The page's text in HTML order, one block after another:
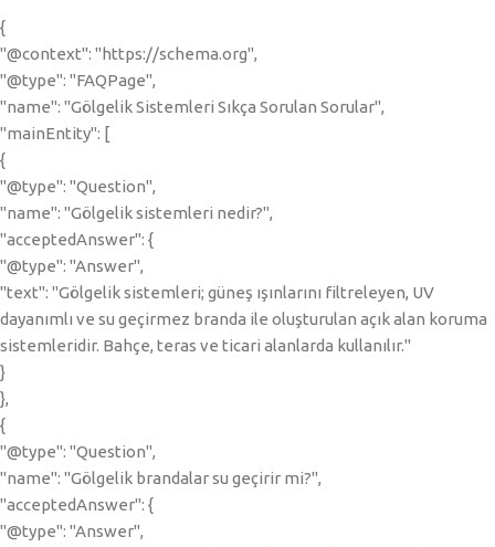
{
"@context": "https://schema.org",
"@type": "FAQPage",
"name": "Gölgelik Sistemleri Sıkça Sorulan Sorular",
"mainEntity": [
{
"@type": "Question",
"name": "Gölgelik sistemleri nedir?",
"acceptedAnswer": {
"@type": "Answer",
"text": "Gölgelik sistemleri; güneş ışınlarını filtreleyen, UV
dayanımlı ve su geçirmez branda ile oluşturulan açık alan koruma
sistemleridir. Bahçe, teras ve ticari alanlarda kullanılır."
}
},
{
"@type": "Question",
"name": "Gölgelik brandalar su geçirir mi?",
"acceptedAnswer": {
"@type": "Answer",